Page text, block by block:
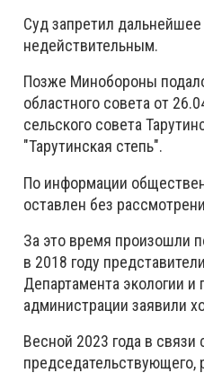
Суд запретил
недействительным.
Позже Минобороны
областного совета от
сельского совета
"Тарутинская степь".
По информации
оставлен без
За это время произошли
в 2018 году
Департамента экологии
администрации заявили
Весной 2023 года в
председательствующего,